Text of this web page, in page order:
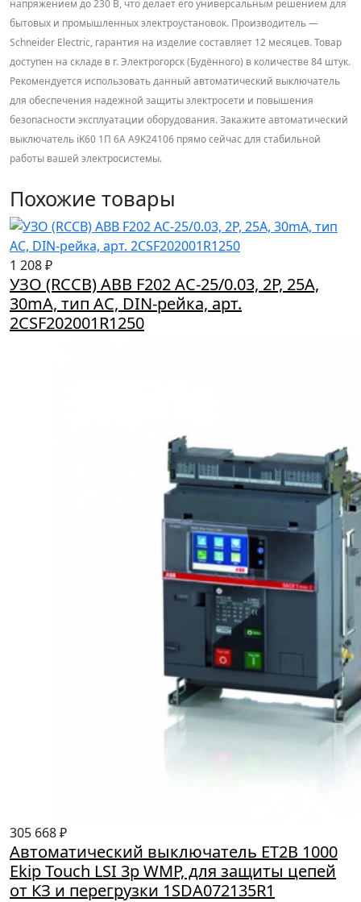
напряжением до 230 В, что делает его универсальным решением для
бытовых и промышленных электроустановок. Производитель —
Schneider Electric, гарантия на изделие составляет 12 месяцев. Товар
доступен на складе в г. Электрогорск (Будённого) в количестве 84 штук.
Рекомендуется использовать данный автоматический выключатель
для обеспечения надежной защиты электросети и повышения
безопасности эксплуатации оборудования. Закажите автоматический
выключатель iK60 1П 6А A9K24106 прямо сейчас для стабильной
работы вашей электросистемы.
Похожие товары
1 208 ₽
УЗО (RCCB) ABB F202 AC-25/0.03, 2P, 25A,
30mA, тип AC, DIN-рейка, арт.
2CSF202001R1250
305 668 ₽
Автоматический выключатель ET2B 1000
Ekip Touch LSI 3p WMP, для защиты цепей
от КЗ и перегрузки 1SDA072135R1